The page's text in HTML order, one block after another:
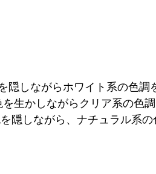
隠しながらホワイト系の色調
生かしながらクリア系の色調
隠しながら、ナチュラル系の